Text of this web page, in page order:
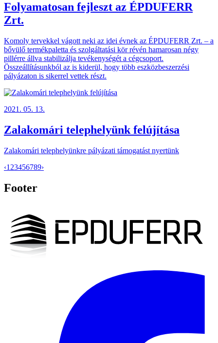
Folyamatosan fejleszt az ÉPDUFERR
Zrt.
Komoly tervekkel vágott neki az idei évnek az ÉPDUFERR Zrt. – a
bővülő termékpaletta és szolgáltatási kör révén hamarosan négy
pillérre állva stabilizálja tevékenységét a cégcsoport.
Összeállításunkból az is kiderül, hogy több eszközbeszerzési
pályázaton is sikerrel vettek részt.
2021. 05. 13.
Zalakomári telephelyünk felújítása
Zalakomári telephelyünkre pályázati támogatást nyertünk
‹1 23456789›
Footer